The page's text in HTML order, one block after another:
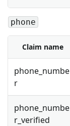
phone
Claim name
phone_numbe
r
phone_numbe
r_verified